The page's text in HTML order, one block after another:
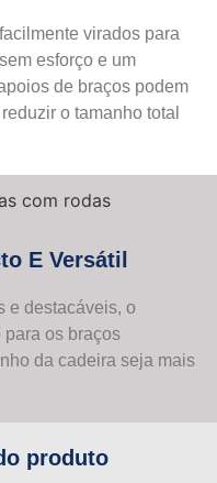
virados para
esforço e um
de braços podem
o tamanho total
E Versátil
e destacáveis, o
os braços
da cadeira seja mais
produto